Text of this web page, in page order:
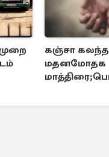
கஞ்சா கலந்த
மதனமோதக